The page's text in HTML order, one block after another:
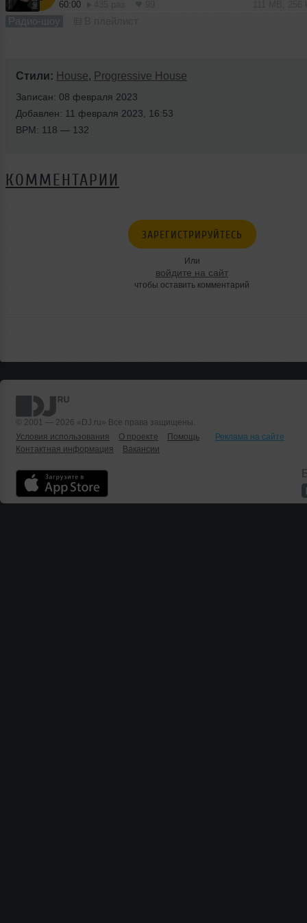
60:00
Радио-шоу
Стили: House, Progressive House
Записан: 08 февраля 2023
Добавлен: 11 февраля 2023, 16:53
BPM: 118 — 132
КОММЕНТАРИИ
ЗАРЕГИСТРИРУЙТЕСЬ
Или
войдите на сайт
чтобы оставить комментарий
© 2001 — 2026 «DJ.ru» Все права защищены.
Условия использования
О проекте Помощь
Реклама на сайте
Контактная информация
Вакансии